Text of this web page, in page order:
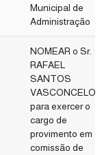
Municipal de
Administração
NOMEAR o Sr.
RAFAEL
SANTOS
VASCONCELOS
para exercer o
cargo de
provimento em
comissão de